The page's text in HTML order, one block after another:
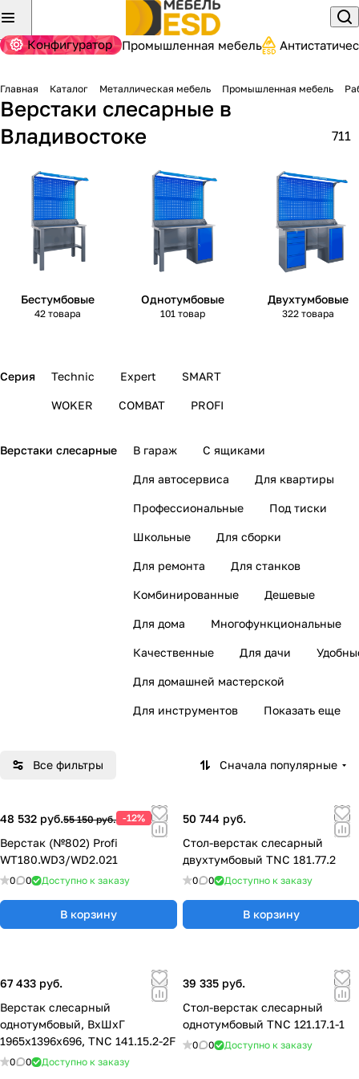
Конфигуратор Промышленная мебель
Главная Каталог Металлическая мебель Промышленная мебель
Верстаки слесарные в
Владивостоке
711
Бестумбовые
42 товара
Однотумбовые
101 товар
Двухтумбовые
322 товара
Серия Technic Expert SMART
WOKER COMBAT PROFI
Верстаки слесарные В гараж С ящиками
Для автосервиса Для квартиры
Профессиональные Под тиски
Школьные Для сборки
Для ремонта Для станков
Комбинированные Дешевые
Для дома Многофункциональные
Качественные Для дачи
Для домашней мастерской
Для инструментов Показать еще
Все фильтры Сначала популярные
48 532 руб.55 150 руб. -12%
Верстак (№802) Profi
WT180.WD3/WD2.021
0 0 Доступно к заказу
В корзину
50 744 руб.
Стол-верстак слесарный
двухтумбовый TNC 181.77.2
0 0 Доступно к заказу
В корзину
67 433 руб.
Верстак слесарный
однотумбовый, ВхШхГ
1965x1396x696, TNC 141.15.2-2F
0 0 Доступно к заказу
39 335 руб.
Стол-верстак слесарный
однотумбовый TNC 121.17.1-1
0 0 Доступно к заказу